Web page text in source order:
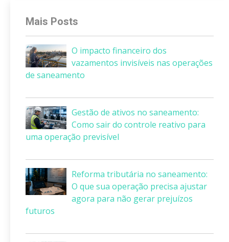
Mais Posts
O impacto financeiro dos
vazamentos invisíveis nas operações
de saneamento
Gestão de ativos no saneamento:
Como sair do controle reativo para
uma operação previsível
Reforma tributária no saneamento:
O que sua operação precisa ajustar
agora para não gerar prejuízos
futuros